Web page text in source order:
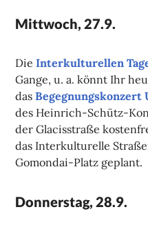
Mittwoch, 27.9.
DieInterkulturellen
Gange, u. a. könnt Ihr
dasBegegnungskonzert
des Heinrich-Schütz-
der Glacisstraße
das Interkulturelle
Gomondai-Platz geplant.
Donnerstag, 28.9.